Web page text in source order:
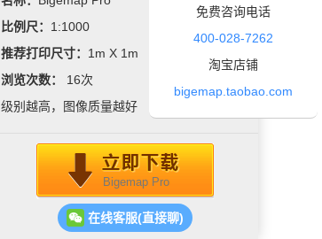
比例尺： 1:1000
推荐打印尺寸： 1m X 1m
浏览次数： 16次
级别越高，图像质量越好
Bigemap Pro
在线客服(直接聊)
免费咨询电话
400-028-7262
淘宝店铺
bigemap.taobao.com